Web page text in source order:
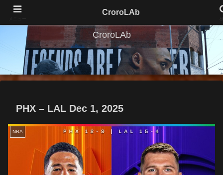
CroroLAb
PHX – LAL Dec 1, 2025
NBA
CroroLAb